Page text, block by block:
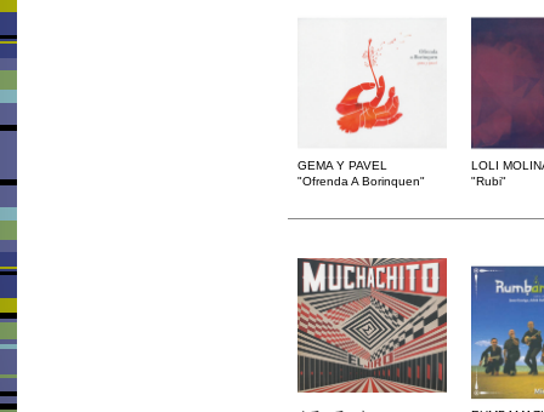
GEMA Y PAVEL
"Ofrenda A Borinquen"
LOLI
"Rubi"